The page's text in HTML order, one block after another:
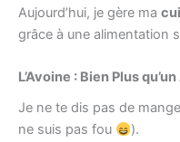
Aujourd’hui, je gère ma
grâce à une alimentation
L’Avoine : Bien Plus
Je ne te dis pas de
ne suis pas fou
).